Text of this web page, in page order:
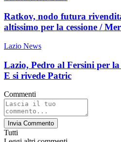
Ratkov, nodo futura
altissimo per la cessione /
Lazio News
Lazio, Pedro al Fersini per
E si rivede Patric
Commenti
Invia Commento
Tutti